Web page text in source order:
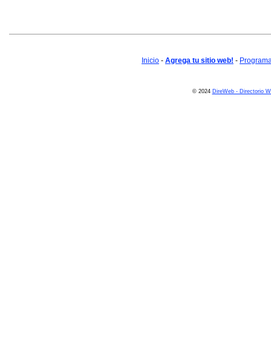
Inicio - Agrega tu sitio web! -
© 2024 DireWeb - Directorio